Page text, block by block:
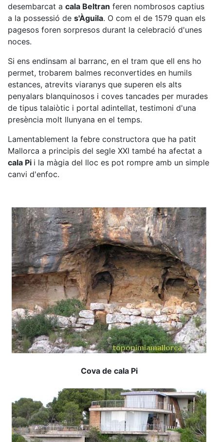
desembarcat a cala Beltran feren nombrosos captius
a la possessió de s'Àguila. O com el de 1579 quan els
pagesos foren sorpresos durant la celebració d'unes
noces.
Si ens endinsam al barranc, en el tram que ell ens ho
permet, trobarem balmes reconvertides en humils
estances, atrevits viaranys que superen els alts
penyalars blanquinosos i coves tancades per murades
de tipus talaiòtic i portal adintellat, testimoni d'una
presència molt llunyana en el temps.
Lamentablement la febre constructora que ha patit
Mallorca a principis del segle XXI també ha afectat a
cala Pi i la màgia del lloc es pot rompre amb un simple
canvi d'enfoc.
Cova de cala Pi